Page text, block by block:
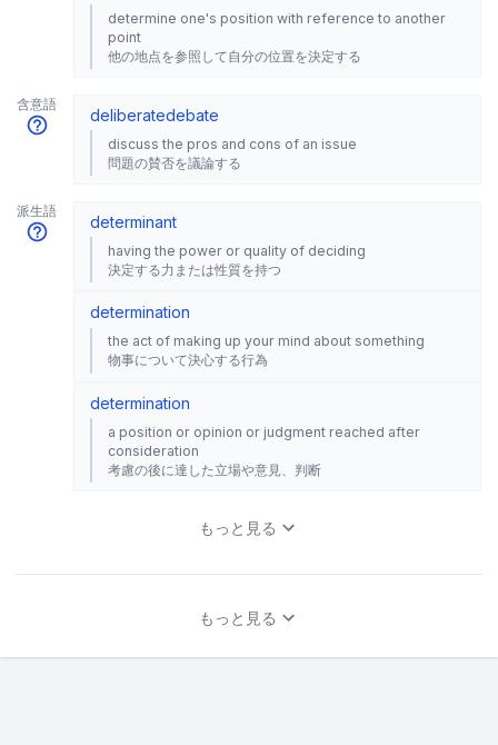
determine one's position with reference to another
point
他の地点を参照して自分の位置を決定する
含意語
deliberatedebate
discuss the pros and cons of an issue
問題の賛否を議論する
派生語
determinant
having the power or quality of deciding
決定する力または性質を持つ
determination
the act of making up your mind about something
物事について決心する行為
determination
a position or opinion or judgment reached after
consideration
考慮の後に達した立場や意見、判断
もっと見る
もっと見る